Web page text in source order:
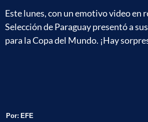
Este lunes, con un emotivo video en
Selección de Paraguay presentó a
para la Copa del Mundo. ¡Hay
Por: EFE